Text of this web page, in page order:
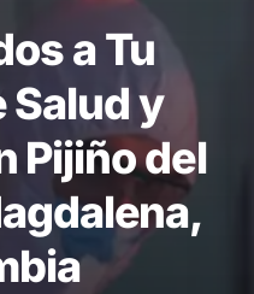
a Tu
Salud y
Pijiño del